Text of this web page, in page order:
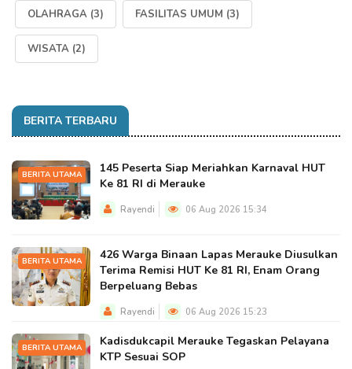
OLAHRAGA (3) FASILITAS UMUM (3)
WISATA (2)
BERITA TERBARU
BERITA UTAMA
145 Peserta Siap Meriahkan Karnaval HUT
Ke 81 RI di Merauke
Rayendi 06 Aug 2026 15:34
BERITA UTAMA
426 Warga Binaan Lapas Merauke Diusulkan
Terima Remisi HUT Ke 81 RI, Enam Orang
Berpeluang Bebas
Rayendi 06 Aug 2026 15:23
BERITA UTAMA
Kadisdukcapil Merauke Tegaskan Pelayana
KTP Sesuai SOP